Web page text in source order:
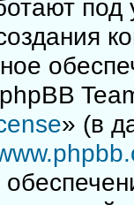
под
» (в